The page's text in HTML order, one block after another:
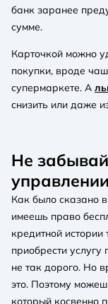
банк заранее
сумме.
Карточкой можно
покупки, вроде
супермаркете. А
снизить или даже
Не
Как было сказано
имеешь право
кредитной
приобрести
не так дорого. Но
это. Поэтому
который косвенно